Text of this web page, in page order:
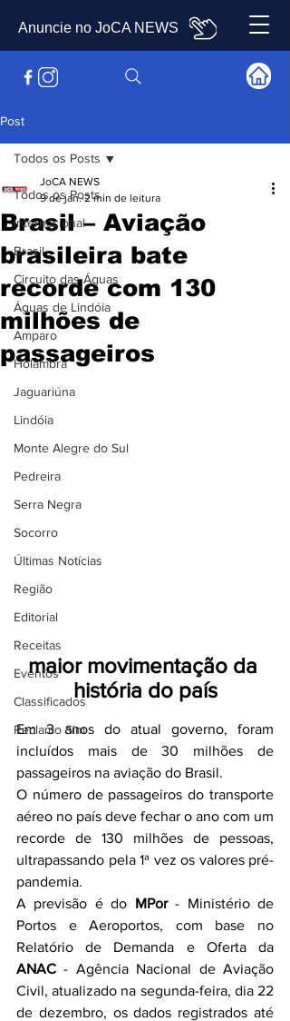
Anuncie no JoCA NEWS
Post
Todos os Posts
Internacional
Brasil
Circuito das Águas
Águas de Lindóia
Amparo
Holambra
Jaguariúna
Lindóia
Monte Alegre do Sul
Pedreira
Serra Negra
Socorro
Últimas Notícias
Região
Editorial
Receitas
Eventos
Classificados
Reclamo Sim
Todos os Posts
Brasil – Aviação
brasileira bate
recorde com 130
milhões de
passageiros
JoCA NEWS
9 de jan. 2 min de leitura
maior movimentação da
história do país
Em 3 anos do atual governo, foram
incluídos mais de 30 milhões de
passageiros na aviação do Brasil.
O número de passageiros do transporte
aéreo no país deve fechar o ano com um
recorde de 130 milhões de pessoas,
ultrapassando pela 1ª vez os valores pré-
pandemia.
A previsão é do MPor - Ministério de
Portos e Aeroportos, com base no
ANAC - Agência Nacional de Aviação
Civil, atualizado na segunda-feira, dia 22
de dezembro, os dados registrados até